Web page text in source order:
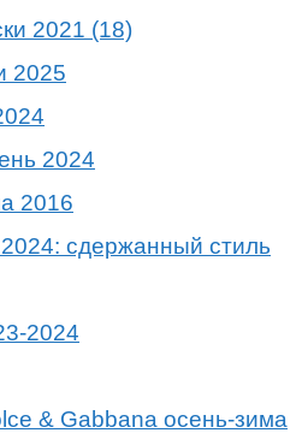
2025
2024
сдержанный стиль
2024
& Gabbana осень-зима